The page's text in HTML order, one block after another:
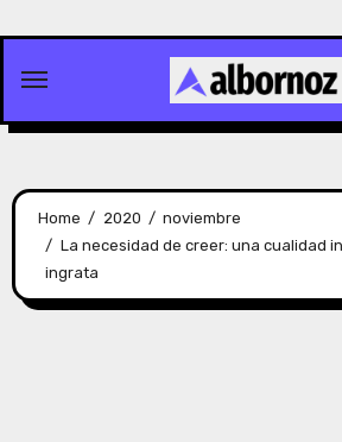
content
Home 2020
noviembre
La necesidad de creer: una cualidad
ingrata